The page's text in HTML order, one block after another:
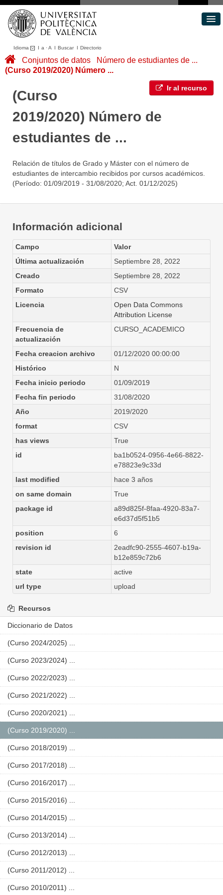
Idioma I a ·A I BuscarI Directorio
Conjuntos de datos
Áreas
Portal de Transparencia
Conjuntos de datos
Número de estudiantes de ...
(Curso 2019/2020) Número ...
Ir al recurso
(Curso
2019/2020) Número de
estudiantes de ...
Relación de títulos de Grado y Máster con el número de
estudiantes de intercambio recibidos por cursos académicos.
(Período: 01/09/2019 - 31/08/2020; Act. 01/12/2025)
Información adicional
Campo
Valor
Última actualización
Septiembre 28, 2022
Creado
Septiembre 28, 2022
Formato
CSV
Licencia
Open Data Commons
Attribution License
Frecuencia de
actualización
CURSO_ACADEMICO
Fecha creacion archivo
01/12/2020 00:00:00
Histórico
N
Fecha inicio periodo
01/09/2019
Fecha fin periodo
31/08/2020
Año
2019/2020
format
CSV
has views
True
id
ba1b0524-0956-4e66-8822-
e78823e9c33d
last modified
hace 3 años
on same domain
True
package id
a89d825f-8faa-4920-83a7-
e6d37d5f51b5
position
6
revision id
2eadfc90-2555-4607-b19a-
b12e859c72b6
state
active
url type
upload
Recursos
Diccionario de Datos
(Curso 2024/2025) ...
(Curso 2023/2024) ...
(Curso 2022/2023) ...
(Curso 2021/2022) ...
(Curso 2020/2021) ...
(Curso 2019/2020) ...
(Curso 2018/2019) ...
(Curso 2017/2018) ...
(Curso 2016/2017) ...
(Curso 2015/2016) ...
(Curso 2014/2015) ...
(Curso 2013/2014) ...
(Curso 2012/2013) ...
(Curso 2011/2012) ...
(Curso 2010/2011) ...